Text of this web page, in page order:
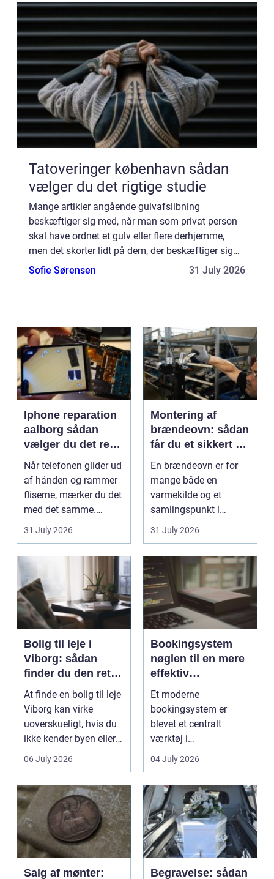
Tatoveringer københavn sådan
vælger du det rigtige studie
Mange artikler angående gulvafslibning
beskæftiger sig med, når man som privat person
skal have ordnet et gulv eller flere derhjemme,
men det skorter lidt på dem, der beskæftiger sig
med, hvordan det er med at tage sig a...
Sofie Sørensen 31 July 2026
Iphone reparation
aalborg sådan
vælger du det rette
værksted
Når telefonen glider ud
af hånden og rammer
fliserne, mærker du det
med det samme.
Skærmen splintrer...
31 July 2026
Montering af
brændeovn: sådan
får du et sikkert og
smukt resultat
En brændeovn er for
mange både en
varmekilde og et
samlingspunkt i
hjemmet. Flammerne
31 July 2026
Bolig til leje i
Viborg: sådan
finder du den rette
lejlighed
At finde en bolig til leje
Viborg kan virke
uoverskueligt, hvis du
ikke kender byen eller
det lokale...
06 July 2026
Bookingsystem
nøglen til en mere
effektiv
klinikhverdag
Et moderne
bookingsystem er
blevet et centralt
værktøj i
sundhedssektoren.
beh...
04 July 2026
Salg af mønter:
Begravelse: sådan